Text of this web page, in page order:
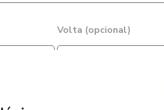
Volta (opcional)